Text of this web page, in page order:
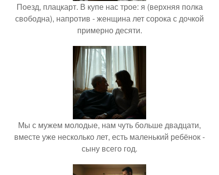
Поезд, плацкарт. В купе нас трое: я (верхняя полка
свободна), напротив - женщина лет сорока с дочкой
примерно десяти.
Мы с мужем молодые, нам чуть больше двадцати,
вместе уже несколько лет, есть маленький ребёнок -
сыну всего год.